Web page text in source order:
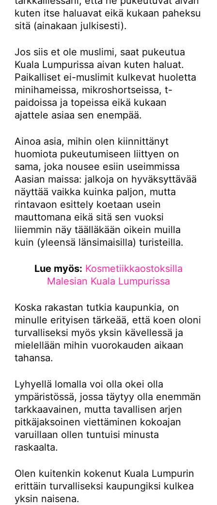
kuten itse haluavat eikä kukaan paheksu
sitä (ainakaan julkisesti).
Jos siis et ole muslimi, saat pukeutua
Kuala Lumpurissa aivan kuten haluat.
Paikalliset ei-muslimit kulkevat huoletta
minihameissa, mikroshortseissa, t-
paidoissa ja topeissa eikä kukaan
ajattele asiaa sen enempää.
Ainoa asia, mihin olen kiinnittänyt
huomiota pukeutumiseen liittyen on
sama, joka nousee esiin useimmissa
Aasian maissa: jalkoja on hyväksyttävää
näyttää vaikka kuinka paljon, mutta
rintavaon esittely koetaan usein
mauttomana eikä sitä sen vuoksi
liiemmin näy täälläkään oikein muilla
kuin (yleensä länsimaisilla) turisteilla.
Lue myös: Kosmetiikkaostoksilla
Malesian Kuala Lumpurissa
Koska rakastan tutkia kaupunkia, on
minulle erityisen tärkeää, että koen oloni
turvalliseksi myös yksin kävellessä ja
mielellään mihin vuorokauden aikaan
tahansa.
Lyhyellä lomalla voi olla okei olla
ympäristössä, jossa täytyy olla enemmän
tarkkaavainen, mutta tavallisen arjen
pitkäjaksoinen viettäminen kokoajan
varuillaan ollen tuntuisi minusta
raskaalta.
Olen kuitenkin kokenut Kuala Lumpurin
erittäin turvalliseksi kaupungiksi kulkea
yksin naisena.